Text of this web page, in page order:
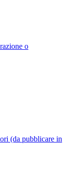
o
(da pubblicare in